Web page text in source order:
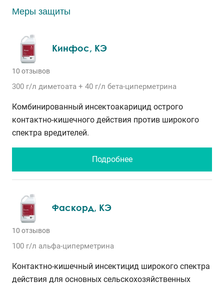
Меры защиты
Кинфос, КЭ
10 отзывов
300 г/л диметоата + 40 г/л бета-циперметрина
Комбинированный инсектоакарицид острого
контактно-кишечного действия против широкого
спектра вредителей.
Подробнее
Фаскорд, КЭ
10 отзывов
100 г/л альфа-циперметрина
Контактно-кишечный инсектицид широкого спектра
действия для основных сельскохозяйственных